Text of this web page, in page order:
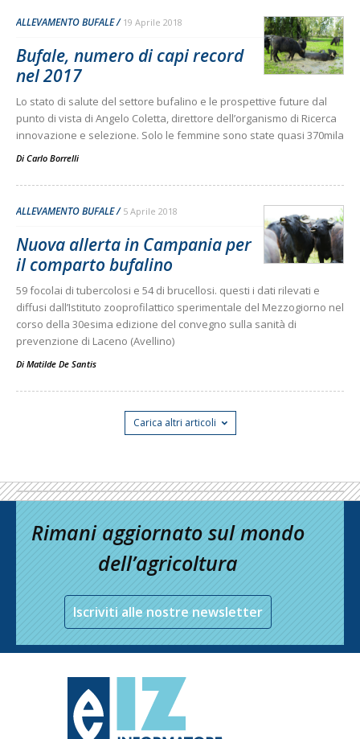
ALLEVAMENTO BUFALE 19 Aprile 2018
Bufale, numero di capi record
nel 2017
Lo stato di salute del settore bufalino e le prospettive future dal
punto di vista di Angelo Coletta, direttore dell’organismo di Ricerca
innovazione e selezione. Solo le femmine sono state quasi 370mila
Di Carlo Borrelli
ALLEVAMENTO BUFALE 5 Aprile 2018
Nuova allerta in Campania per
il comparto bufalino
59 focolai di tubercolosi e 54 di brucellosi. questi i dati rilevati e
diffusi dall’Istituto zooprofilattico sperimentale del Mezzogiorno nel
corso della 30esima edizione del convegno sulla sanità di
prevenzione di Laceno (Avellino)
Di Matilde De Santis
Carica altri articoli
Rimani aggiornato sul mondo
dell’agricoltura
Iscriviti alle nostre newsletter